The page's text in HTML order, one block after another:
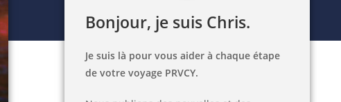
Bonjour, je suis Chris.
Je suis là pour vous aider à chaque étape
de votre voyage PRVCY.